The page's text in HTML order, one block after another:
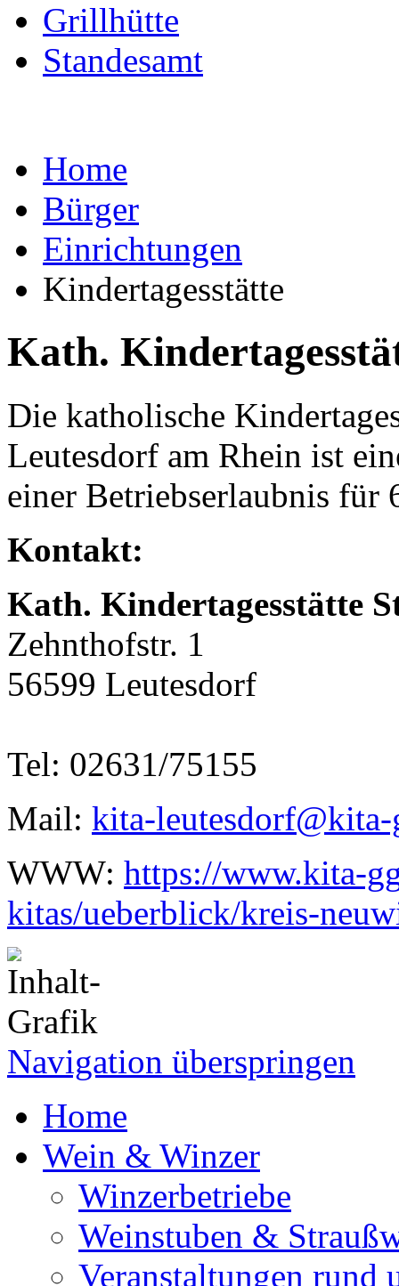
Grillhütte
Standesamt
Home
Bürger
Einrichtungen
Kindertagesstätte
Kath.
Die katholische
Leutesdorf am Rhein ist
einer Betriebserlaubnis für
Kontakt:
Kath. Kindertagesstätte
Zehnthofstr. 1
56599 Leutesdorf
Tel: 02631/75155
Mail: kita-
WWW: https://www.kita-
kitas/ueberblick/kreis-
Navigation überspringen
Home
Wein & Winzer
Winzerbetriebe
Weinstuben &
Veranstaltungen rund